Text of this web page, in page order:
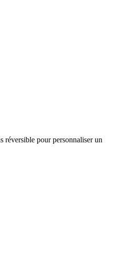
réversible pour personnaliser un